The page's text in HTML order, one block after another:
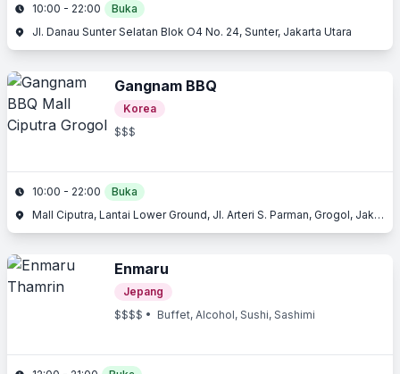
10:00 - 22:00
Buka
Jl. Danau Sunter Selatan Blok O4 No. 24, Sunter, Jakarta Utara
Gangnam BBQ
Korea
$$$
10:00 - 22:00
Buka
Mall Ciputra, Lantai Lower Ground, Jl. Arteri S. Parman, Grogol, Jakarta Barat
Enmaru
Jepang
$$$$ • Buffet, Alcohol, Sushi, Sashimi